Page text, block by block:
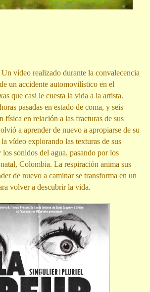
Un vídeo realizado durante la convalecencia
un accidente automovilístico en el
que casi le cuesta la vida a la artista.
pasadas en estado de coma, y seis
física en relación a las fracturas de sus
a aprender de nuevo a apropiarse de su
vídeo explorando las texturas de sus
sonidos del agua, pasando por los
Colombia. La respiración anima sus
de nuevo a caminar se transforma en un
volver a descubrir la vida.